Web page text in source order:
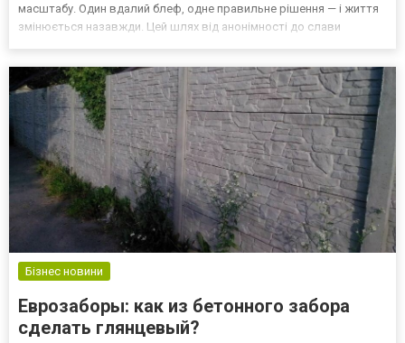
масштабу. Один вдалий блеф, одне правильне рішення — і життя
змінюється назавжди. Цей шлях від анонімності до слави
Бізнес новини
Еврозаборы: как из бетонного забора
сделать глянцевый?